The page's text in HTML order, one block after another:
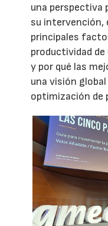
una perspectiva
su intervención,
principales
productividad
y por qué las
una visión
optimización de